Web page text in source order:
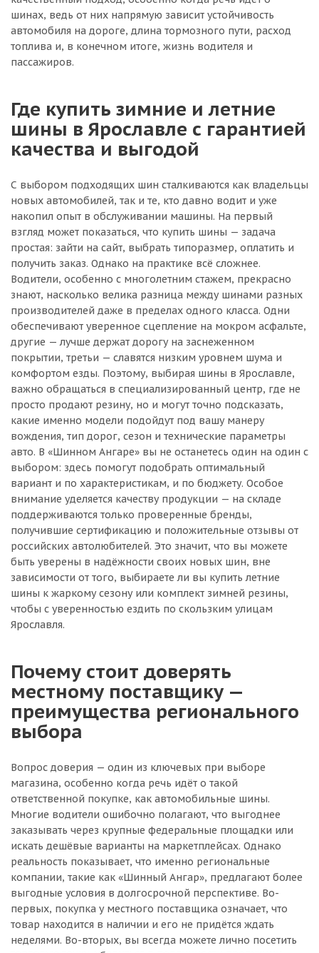
шинах, ведь от них напрямую зависит устойчивость
автомобиля на дороге, длина тормозного пути, расход
топлива и, в конечном итоге, жизнь водителя и
пассажиров.
Где купить зимние и летние
шины в Ярославле с гарантией
качества и выгодой
С выбором подходящих шин сталкиваются как владельцы
новых автомобилей, так и те, кто давно водит и уже
накопил опыт в обслуживании машины. На первый
взгляд может показаться, что купить шины — задача
простая: зайти на сайт, выбрать типоразмер, оплатить и
получить заказ. Однако на практике всё сложнее.
Водители, особенно с многолетним стажем, прекрасно
знают, насколько велика разница между шинами разных
производителей даже в пределах одного класса. Одни
обеспечивают уверенное сцепление на мокром асфальте,
другие — лучше держат дорогу на заснеженном
покрытии, третьи — славятся низким уровнем шума и
комфортом езды. Поэтому, выбирая шины в Ярославле,
важно обращаться в специализированный центр, где не
просто продают резину, но и могут точно подсказать,
какие именно модели подойдут под вашу манеру
вождения, тип дорог, сезон и технические параметры
авто. В «Шинном Ангаре» вы не останетесь один на один с
выбором: здесь помогут подобрать оптимальный
вариант и по характеристикам, и по бюджету. Особое
внимание уделяется качеству продукции — на складе
поддерживаются только проверенные бренды,
получившие сертификацию и положительные отзывы от
российских автолюбителей. Это значит, что вы можете
быть уверены в надёжности своих новых шин, вне
зависимости от того, выбираете ли вы купить летние
шины к жаркому сезону или комплект зимней резины,
чтобы с уверенностью ездить по скользким улицам
Ярославля.
Почему стоит доверять
местному поставщику —
преимущества регионального
выбора
Вопрос доверия — один из ключевых при выборе
магазина, особенно когда речь идёт о такой
ответственной покупке, как автомобильные шины.
Многие водители ошибочно полагают, что выгоднее
заказывать через крупные федеральные площадки или
искать дешёвые варианты на маркетплейсах. Однако
реальность показывает, что именно региональные
компании, такие как «Шинный Ангар», предлагают более
выгодные условия в долгосрочной перспективе. Во-
первых, покупка у местного поставщика означает, что
товар находится в наличии и его не придётся ждать
неделями. Во-вторых, вы всегда можете лично посетить